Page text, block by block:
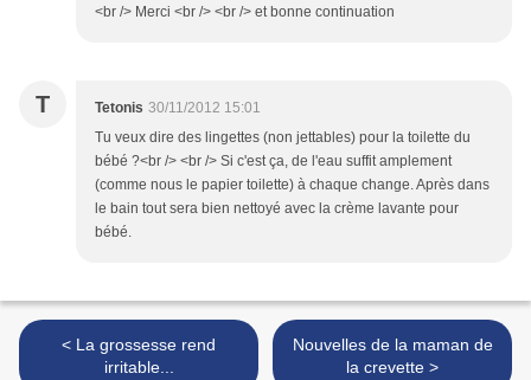
<br /> Merci <br /> <br /> et bonne continuation
T Tetonis 30/11/2012 15:01
Tu veux dire des lingettes (non jettables) pour la toilette du
bébé ?<br /> <br /> Si c'est ça, de l'eau suffit amplement
(comme nous le papier toilette) à chaque change. Après dans
le bain tout sera bien nettoyé avec la crème lavante pour
bébé.
< La grossesse rend
irritable...
Nouvelles de la maman de
la crevette >